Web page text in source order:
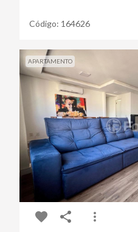
Código: 164626
APARTAMENTO